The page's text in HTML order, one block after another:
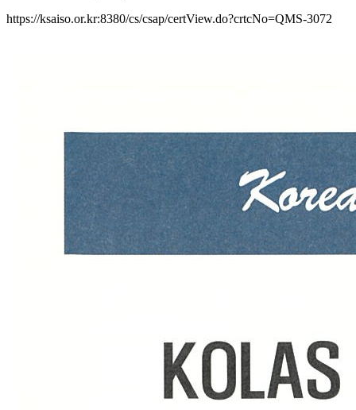
https://ksaiso.or.kr:8380/cs/csap/certView.do?crtcNo=QMS-3072